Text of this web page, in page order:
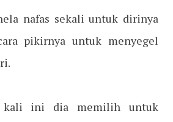
nafas sekali untuk dirinya
pikirnya untuk menyegel
kali ini dia memilih untuk